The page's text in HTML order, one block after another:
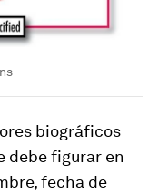
biográficos
debe figurar en
fecha de